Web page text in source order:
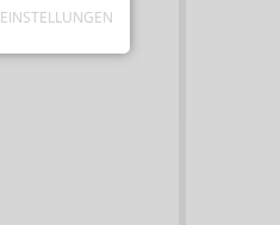
EINSTELLUNGEN